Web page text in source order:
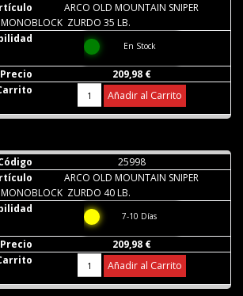
ARCO OLD MOUNTAIN SNIPER
MONOBLOCK ZURDO 35 LB.
En Stock
209,98 €
Añadir al Carrito
25998
ARCO OLD MOUNTAIN SNIPER
MONOBLOCK ZURDO 40 LB.
7-10 Días
209,98 €
Añadir al Carrito